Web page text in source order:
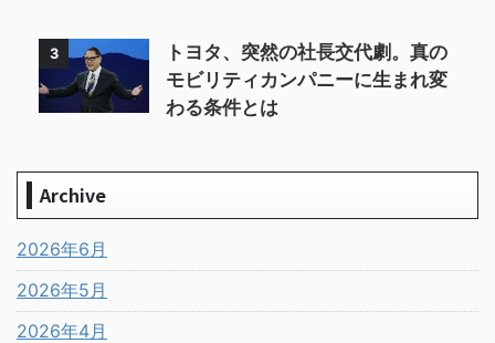
3
トヨタ、突然の社長交代劇。真の
モビリティカンパニーに生まれ変
わる条件とは
Archive
2026年6月
2026年5月
2026年4月